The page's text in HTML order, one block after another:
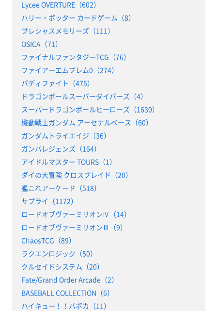
Lycee OVERTURE（602）
ハリー・ポッター カードゲーム（8）
プレシャスメモリーズ（111）
OSICA（71）
ファイナルファンタジーTCG（76）
ファイアーエムブレム0（274）
バディファイト（475）
ドラゴンボールスーパーダイバーズ（4）
スーパードラゴンボールヒーローズ（1630）
機動戦士ガンダム アーセナルベース（60）
ガンダムトライエイジ（36）
ガンバレジェンズ（164）
アイドルマスター TOURS（1）
ダイの大冒険 クロスブレイド（20）
艦これアーケード（518）
サプライ（1172）
ロードオブヴァーミリオンⅣ（14）
ロードオブヴァーミリオンⅢ（9）
ChaosTCG（89）
ラクエンロジック（50）
クルセイドシステム（20）
Fate/Grand Order Arcade（2）
BASEBALL COLLECTION（6）
ハイキュー！！バボカ（11）